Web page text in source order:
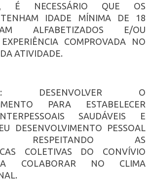
É NECESSÁRIO QUE OS
TENHAM IDADE MÍNIMA DE 18
ALFABETIZADOS E/OU
COMPROVADA NO
ATIVIDADE.
DESENVOLVER O
PARA ESTABELECER
SAUDÁVEIS E
DESENVOLVIMENTO PESSOAL
RESPEITANDO AS
COLETIVAS DO CONVÍVIO
COLABORAR NO CLIMA